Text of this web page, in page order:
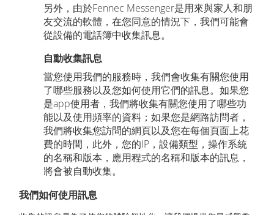
另外，由於Fennec Messenger是用來與家人和朋
友交流的軟體，在您同意的情況下，我們可能會
從設備的電話簿中收集訊息。
自動收集訊息
當您使用我們的服務時，我們會收集有關您使用
了哪些服務以及您如何使用它們的訊息。如果您
是app使用者，我們將收集有關您使用了哪些功
能以及使用頻率的資料；如果您是網路訪問者，
我們將收集您訪問的網頁以及您在每個頁面上花
費的時間，此外，您的IP，設備類型，操作系統
的名稱和版本，應用程式的名稱和版本的訊息，
將會被自動收集。
我們如何使用訊息